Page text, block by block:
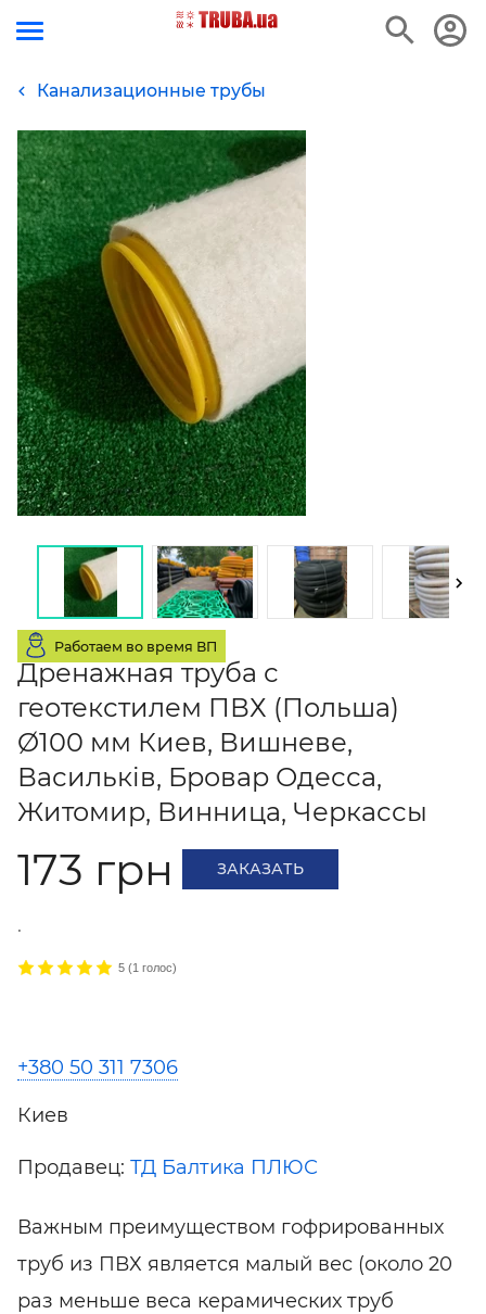
Канализационные трубы
Работаем во время ВП
Дренажная труба с
геотекстилем ПВХ (Польша)
Ø100 мм Киев, Вишневе,
Васильків, Бровар Одесса,
Житомир, Винница, Черкассы
173 грн ЗАКАЗАТЬ
.
5 (1 голос)
+380 50 311 7306
Киев
Продавец: ТД Балтика ПЛЮС
Важным преимуществом гофрированных
труб из ПВХ является малый вес (около 20
раз меньше веса керамических труб